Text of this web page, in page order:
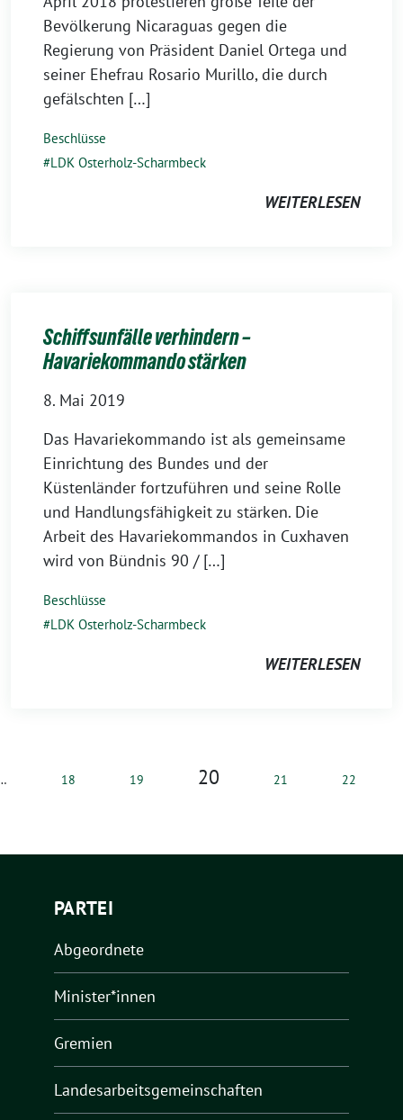
Bevölkerung Nicaraguas gegen die
Regierung von Präsident Daniel Ortega und
seiner Ehefrau Rosario Murillo, die durch
gefälschten […]
Beschlüsse
LDK Osterholz-Scharmbeck
WEITERLESEN
Schiffsunfälle verhindern –
Havariekommando stärken
8. Mai 2019
Das Havariekommando ist als gemeinsame
Einrichtung des Bundes und der
Küstenländer fortzuführen und seine Rolle
und Handlungsfähigkeit zu stärken. Die
Arbeit des Havariekommandos in Cuxhaven
wird von Bündnis 90 / […]
Beschlüsse
LDK Osterholz-Scharmbeck
WEITERLESEN
18 19 20 21 22
PARTEI
Abgeordnete
Minister*innen
Gremien
Landesarbeitsgemeinschaften